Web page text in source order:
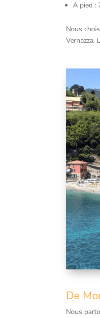
A pied :
Nous
Vernazza.
De
Nous